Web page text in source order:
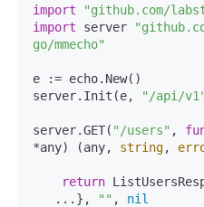
import
"github.com/
import server
go/mmecho"
e := echo.New()
server.Init(e,
"/api/v1"
server.GET( "/users" ,
*any)
(any, string,
return
   ...},
"" , nil